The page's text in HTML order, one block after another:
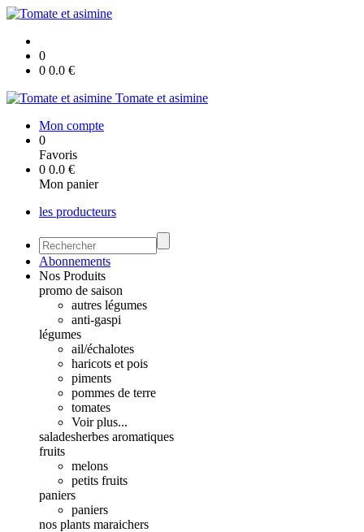
0
0 0.0 €
Tomate et asimine
Mon compte
0
Favoris
0 0.0 €
Mon panier
les producteurs
Abonnements
Nos Produits
promo de saison
autres légumes
anti-gaspi
légumes
ail/échalotes
haricots et pois
piments
pommes de terre
tomates
Voir plus...
saladesherbes aromatiques
fruits
melons
petits fruits
paniers
paniers
nos plants maraichers